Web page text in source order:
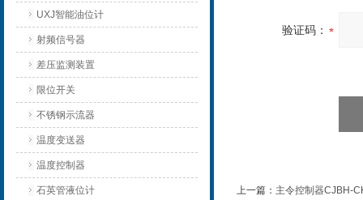
UXJ智能油位计
射频信号器
差压监测装置
限位开关
不锈钢示流器
温度变送器
温度控制器
石英管液位计
验证码：
上一篇： 主令控制器CJBH-